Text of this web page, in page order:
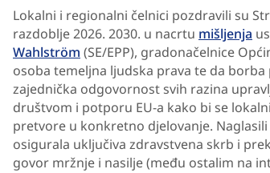
Lokalni i regionalni čelnici pozdravili su
razdoblje 2026. 2030. u nacrtu mišljenja
Wahlström (SE/EPP), gradonačelnice
osoba temeljna ljudska prava te da
zajednička odgovornost svih razina
društvom i potporu EU-a kako bi se
pretvore u konkretno djelovanje.
osigurala uključiva zdravstvena skrb i
govor mržnje i nasilje (među ostalim na